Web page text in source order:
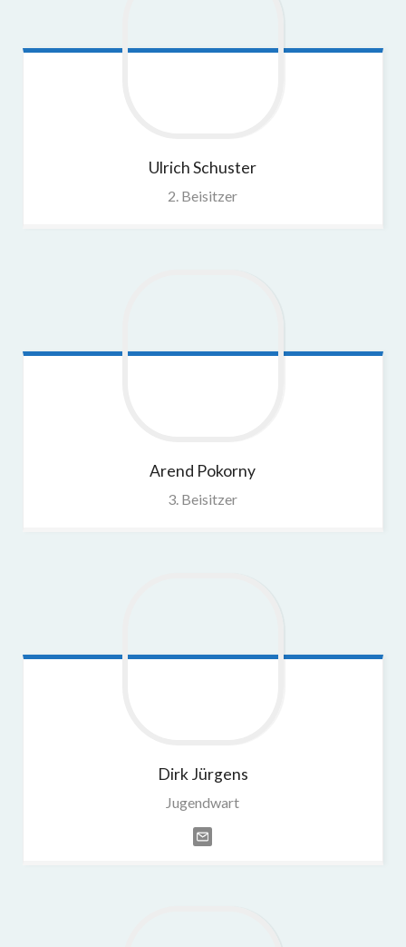
Ulrich Schuster
2. Beisitzer
Arend Pokorny
3. Beisitzer
DirkJürgens
Jugendwart